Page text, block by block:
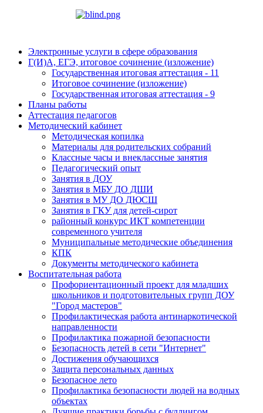
Электронные услуги в сфере образования
Г(И)А, ЕГЭ, итоговое сочинение (изложение)
Государственная итоговая аттестация - 11
Итоговое сочинение (изложение)
Государственная итоговая аттестация - 9
Планы работы
Аттестация педагогов
Методический кабинет
Методическая копилка
Материалы для родительских собраний
Классные часы и внеклассные занятия
Педагогический опыт
Занятия в ДОУ
Занятия в МБУ ДО ДШИ
Занятия в МУ ДО ДЮСШ
Занятия в ГКУ для детей-сирот
районный конкурс ИКТ компетенции
современного учителя
Муниципальные методические объединения
КПК
Документы методического кабинета
Воспитательная работа
Профориентационный проект для младших
школьников и подготовительных групп ДОУ
"Город мастеров"
Профилактическая работа антинаркотической
направленности
Профилактика пожарной безопасности
Безопасность детей в сети "Интернет"
Достижения обучающихся
Защита персональных данных
Безопасное лето
Профилактика безопасности людей на водных
объектах